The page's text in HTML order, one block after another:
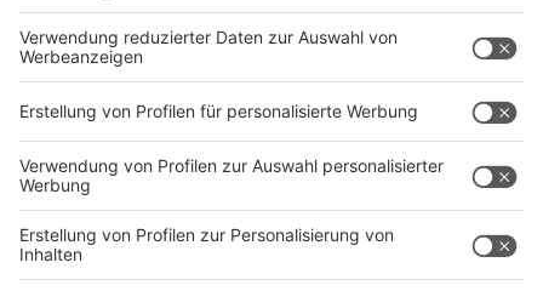
Schnitzel auf die nächste Speisekarte schaffen, wird
man durch einen Hashtag unsterblich und wer nimmt
das innere Kind, wenn man selbst gerade keine Zeit
hat? Die preisgekrönte Entertainerin bietet eine
abwechslungsreiche Mischung aus Kabarett, eigenen
Songs, Stand-up und grandiosen Improvisationen.
Anzeige